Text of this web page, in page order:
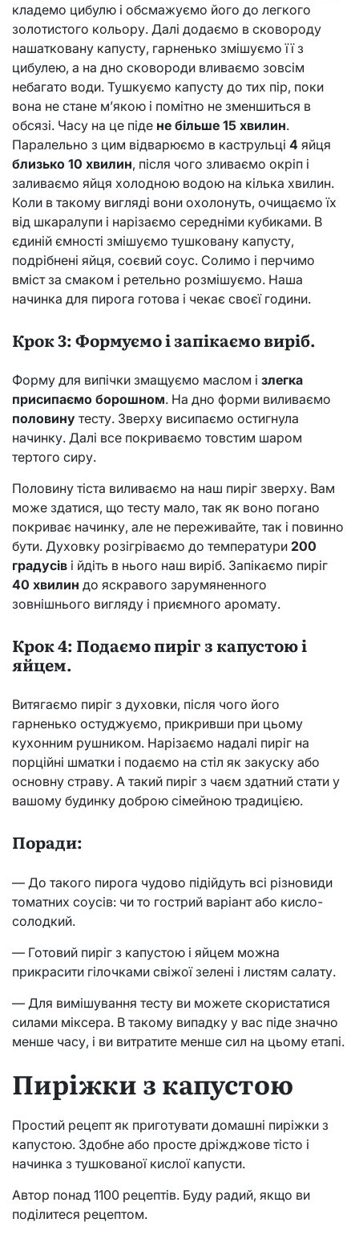
кладемо цибулю і обсмажуємо його до легкого
золотистого кольору. Далі додаємо в сковороду
нашатковану капусту, гарненько змішуємо її з
цибулею, а на дно сковороди вливаємо зовсім
небагато води. Тушкуємо капусту до тих пір, поки
вона не стане м’якою і помітно не зменшиться в
обсязі. Часу на це піде не більше 15 хвилин.
Паралельно з цим відварюємо в каструльці 4 яйця
близько 10 хвилин, після чого зливаємо окріп і
заливаємо яйця холодною водою на кілька хвилин.
Коли в такому вигляді вони охолонуть, очищаємо їх
від шкаралупи і нарізаємо середніми кубиками. В
єдиній ємності змішуємо тушковану капусту,
подрібнені яйця, соєвий соус. Солимо і перчимо
вміст за смаком і ретельно розмішуємо. Наша
начинка для пирога готова і чекає своєї години.
Крок 3: Формуємо і запікаємо виріб.
Форму для випічки змащуємо маслом і злегка
присипаємо борошном. На дно форми виливаємо
половину тесту. Зверху висипаємо остигнула
начинку. Далі все покриваємо товстим шаром
тертого сиру.
Половину тіста виливаємо на наш пиріг зверху. Вам
може здатися, що тесту мало, так як воно погано
покриває начинку, але не переживайте, так і повинно
бути. Духовку розігріваємо до температури 200
градусів і йдіть в нього наш виріб. Запікаємо пиріг
40 хвилин до яскравого зарумяненного
зовнішнього вигляду і приємного аромату.
Крок 4: Подаємо пиріг з капустою і
яйцем.
Витягаємо пиріг з духовки, після чого його
гарненько остуджуємо, прикривши при цьому
кухонним рушником. Нарізаємо надалі пиріг на
порційні шматки і подаємо на стіл як закуску або
основну страву. А такий пиріг з чаєм здатний стати у
вашому будинку доброю сімейною традицією.
Поради:
— До такого пирога чудово підійдуть всі різновиди
томатних соусів: чи то гострий варіант або кисло-
солодкий.
— Готовий пиріг з капустою і яйцем можна
прикрасити гілочками свіжої зелені і листям салату.
— Для вимішування тесту ви можете скористатися
силами міксера. В такому випадку у вас піде значно
менше часу, і ви витратите менше сил на цьому етапі.
Пиріжки з капустою
Простий рецепт як приготувати домашні пиріжки з
капустою. Здобне або просте дріжджове тісто і
начинка з тушкованої кислої капусти.
Автор понад 1100 рецептів. Буду радий, якщо ви
поділитеся рецептом.